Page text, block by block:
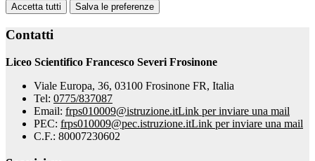
Accetta tutti Salva le preferenze
Contatti
Liceo Scientifico Francesco Severi Frosinone
Viale Europa, 36, 03100 Frosinone FR, Italia
Tel: 0775/837087
Email: frps010009@istruzione.itLink per inviare una mail
PEC: frps010009@pec.istruzione.itLink per inviare una mail
C.F.: 80007230602